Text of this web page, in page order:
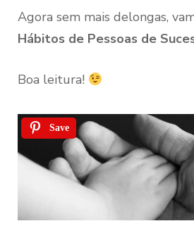
Agora sem mais delongas,
Hábitos de Pessoas de
Boa leitura!
Save